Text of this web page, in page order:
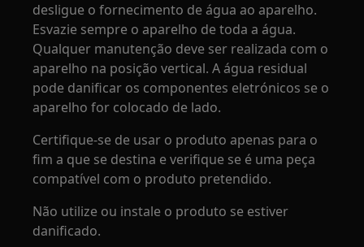
desligue o fornecimento de água ao aparelho.
Esvazie sempre o aparelho de toda a água.
Qualquer manutenção deve ser realizada com o
aparelho na posição vertical. A água residual
pode danificar os componentes eletrónicos se o
aparelho for colocado de lado.
Certifique-se de usar o produto apenas para o
fim a que se destina e verifique se é uma peça
compatível com o produto pretendido.
Não utilize ou instale o produto se estiver
danificado.